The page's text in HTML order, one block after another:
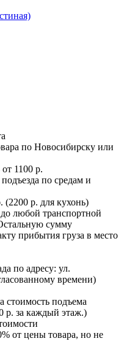
по Новосибирску или
1100 р.
по средам и
(2200 р. для кухонь)
любой транспортной
сумму
прибытия груза в место
по адресу: ул.
времени)
стоимость подъема
р. за каждый этаж.)
от цены товара, но не